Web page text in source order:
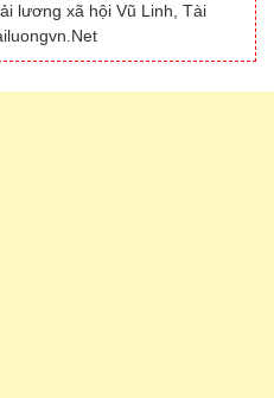
lương xã hội Vũ Linh, Tài